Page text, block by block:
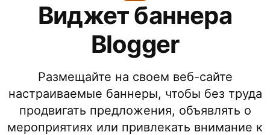
Виджет баннера
Blogger
Размещайте на своем веб-сайте
настраиваемые баннеры, чтобы без труда
продвигать предложения, объявлять о
мероприятиях или привлекать внимание к